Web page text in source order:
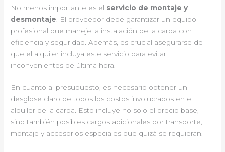
No menos importante es el servicio de montaje y
desmontaje . El proveedor debe garantizar un equipo
profesional que maneje la instalación de la carpa con
eficiencia y seguridad. Además, es crucial asegurarse de
que el alquiler incluya este servicio para evitar
inconvenientes de última hora.
En cuanto al presupuesto, es necesario obtener un
desglose claro de todos los costos involucrados en el
alquiler de la carpa. Esto incluye no solo el precio base,
sino también posibles cargos adicionales por transporte,
montaje y accesorios especiales que quizá se requieran.